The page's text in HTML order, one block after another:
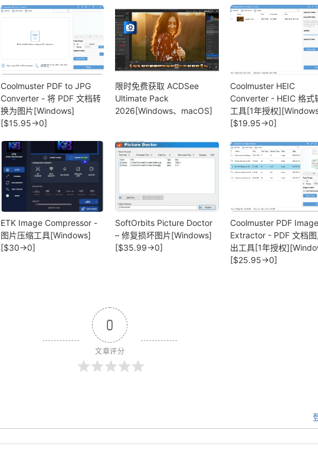
Coolmuster PDF to JPG
Converter - 将 PDF 文档转
换为图片[Windows]
[$15.95→0]
限时免费获取 ACDSee
Ultimate Pack
2026[Windows、macOS]
Coolmuster HEIC
Converter - HEIC 格式
工具[1年授权
[$19.95→0]
ETK Image Compressor -
图片压缩工具[Windows]
[$30→0]
SoftOrbits Picture Doctor
– 修复损坏图片[Windows]
[$35.99→0]
Coolmuster PDF Image
Extractor - PDF 文档
出工具[1年授权
[$25.95→0]
0
文章评分